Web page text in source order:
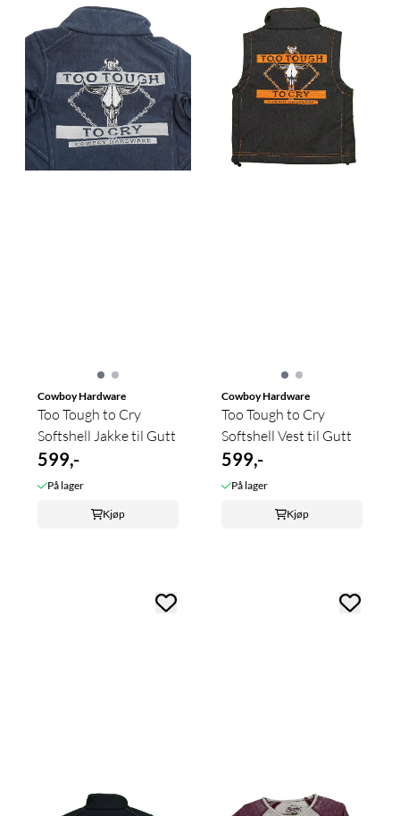
Cowboy Hardware
Too Tough to Cry
Softshell Jakke til Gutt
599,-
På lager
Kjøp
Cowboy Hardware
Too Tough to Cry
Softshell Vest til Gutt
599,-
På lager
Kjøp